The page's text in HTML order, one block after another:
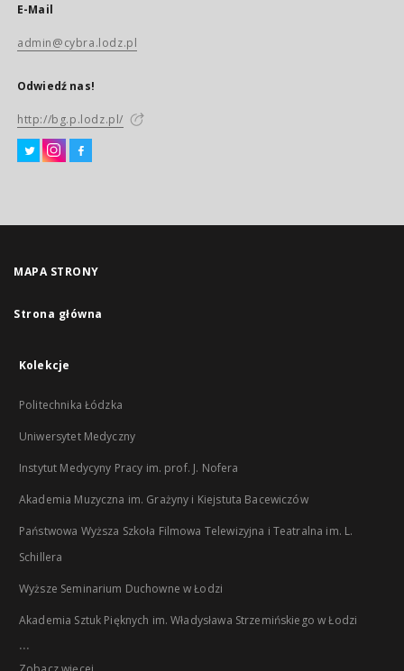
E-Mail
admin@cybra.lodz.pl
Odwiedź nas!
http://bg.p.lodz.pl/
MAPA STRONY
Strona główna
Kolekcje
Politechnika Łódzka
Uniwersytet Medyczny
Instytut Medycyny Pracy im. prof. J. Nofera
Akademia Muzyczna im. Grażyny i Kiejstuta Bacewiczów
Państwowa Wyższa Szkoła Filmowa Telewizyjna i Teatralna im. L.
Schillera
Wyższe Seminarium Duchowne w Łodzi
Akademia Sztuk Pięknych im. Władysława Strzemińskiego w Łodzi
...